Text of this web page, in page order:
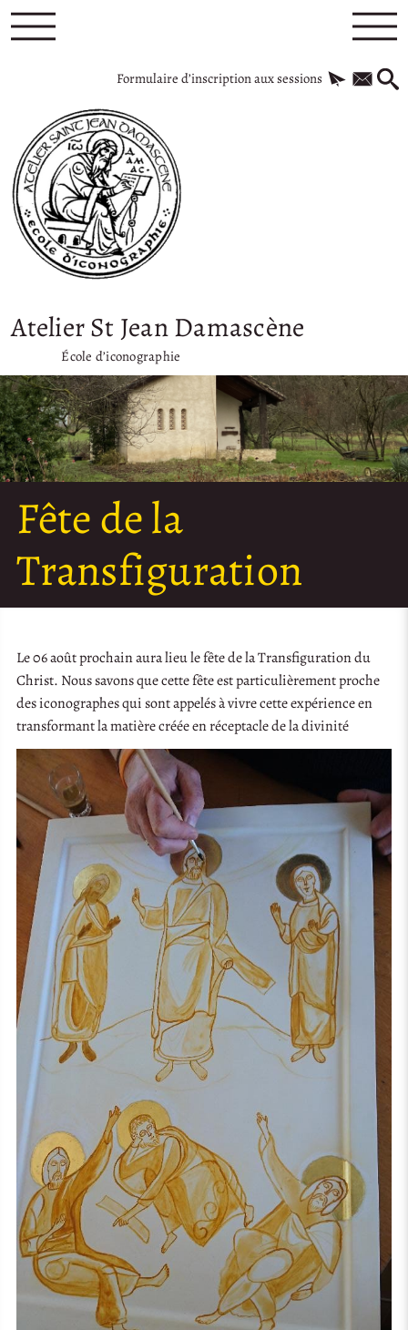
Formulaire d’inscription aux sessions
Atelier St Jean Damascène
École d’iconographie
Fête de la
Transfiguration
Le 06 août prochain aura lieu le fête de la Transfiguration du
Christ. Nous savons que cette fête est particulièrement proche
des iconographes qui sont appelés à vivre cette expérience en
transformant la matière créée en réceptacle de la divinité